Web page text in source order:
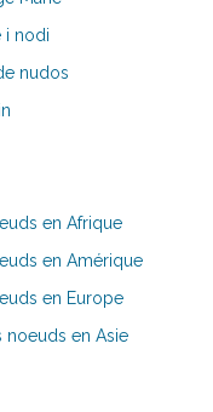
i nodi
nudos
en Afrique
en Amérique
en Europe
noeuds en Asie